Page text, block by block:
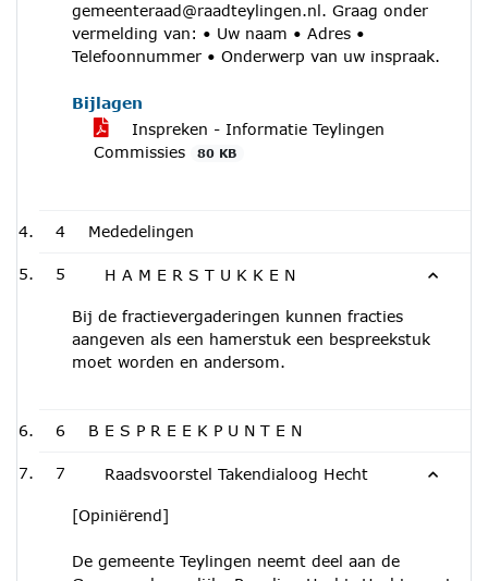
gemeenteraad@raadteylingen.nl. Graag onder
vermelding van: • Uw naam • Adres •
Telefoonnummer • Onderwerp van uw inspraak.
Bijlagen
Inspreken - Informatie Teylingen
Commissies
80 KB
4 Mededelingen
5 H A M E R S T U K K E N
Bij de fractievergaderingen kunnen fracties
aangeven als een hamerstuk een bespreekstuk
moet worden en andersom.
6 B E S P R E E K P U N T E N
7 Raadsvoorstel Takendialoog Hecht
[Opiniërend]
De gemeente Teylingen neemt deel aan de